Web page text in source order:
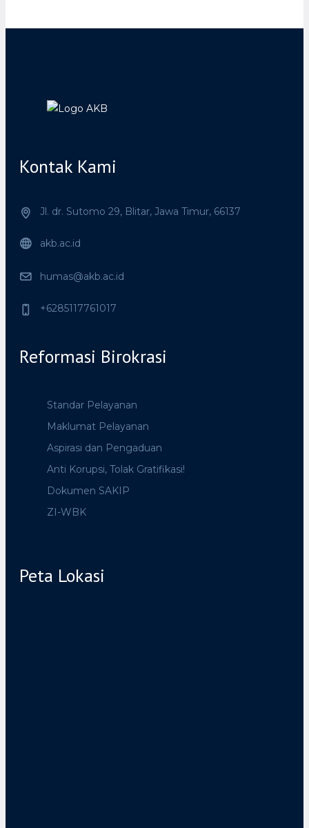
Kontak Kami
Jl. dr. Sutomo 29, Blitar,Jawa Timur, 66137
akb.ac.id
humas@akb.ac.id
+6285117761017
Reformasi Birokrasi
Standar Pelayanan
Maklumat Pelayanan
Aspirasi dan Pengaduan
Anti Korupsi, Tolak Gratifikasi!
Dokumen SAKIP
ZI-WBK
Peta Lokasi